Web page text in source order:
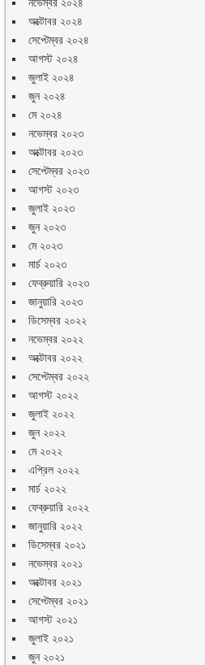
অক্টোবর ২০২৪
সেপ্টেম্বর ২০২৪
আগস্ট ২০২৪
জুলাই ২০২৪
জুন ২০২৪
মে ২০২৪
নভেম্বর ২০২৩
অক্টোবর ২০২৩
সেপ্টেম্বর ২০২৩
আগস্ট ২০২৩
জুলাই ২০২৩
জুন ২০২৩
মে ২০২৩
মার্চ ২০২৩
ফেব্রুয়ারি ২০২৩
জানুয়ারি ২০২৩
ডিসেম্বর ২০২২
নভেম্বর ২০২২
অক্টোবর ২০২২
সেপ্টেম্বর ২০২২
আগস্ট ২০২২
জুলাই ২০২২
জুন ২০২২
মে ২০২২
এপ্রিল ২০২২
মার্চ ২০২২
ফেব্রুয়ারি ২০২২
জানুয়ারি ২০২২
ডিসেম্বর ২০২১
নভেম্বর ২০২১
অক্টোবর ২০২১
সেপ্টেম্বর ২০২১
আগস্ট ২০২১
জুলাই ২০২১
জুন ২০২১